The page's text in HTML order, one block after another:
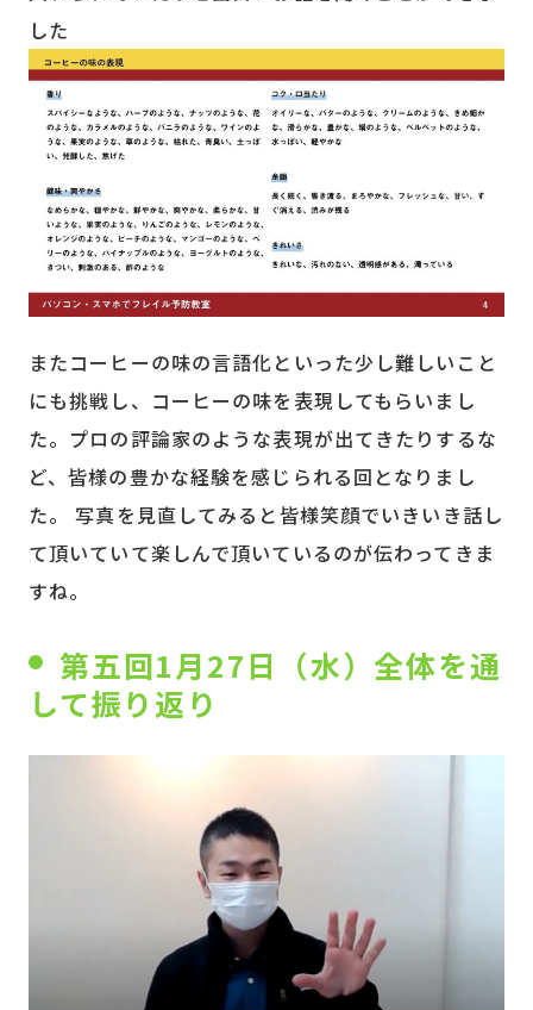
した
またコーヒーの味の言語化といった少し難しいこと
にも挑戦し、コーヒーの味を表現してもらいまし
た。プロの評論家のような表現が出てきたりするな
ど、皆様の豊かな経験を感じられる回となりまし
た。 写真を見直してみると皆様笑顔でいきいき話し
て頂いていて楽しんで頂いているのが伝わってきま
すね。
第五回1月27日（水）全体を通
して振り返り